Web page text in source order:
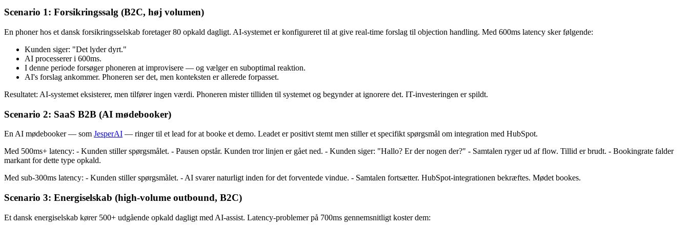
Scenario 1: Forsikringssalg (B2C, høj volumen)
En phoner hos et dansk forsikringsselskab foretager 80 opkald dagligt. AI-systemet er konfigureret til at give real-time forslag til objection handling. Med 600ms latency sker følgende:
Kunden siger: "Det lyder dyrt."
AI processerer i 600ms.
I denne periode forsøger phoneren at improvisere — og vælger en suboptimal reaktion.
AI's forslag ankommer. Phoneren ser det, men konteksten er allerede forpasset.
Resultatet: AI-systemet eksisterer, men tilfører ingen værdi. Phoneren mister tilliden til systemet og begynder at ignorere det. IT-investeringen er spildt.
Scenario 2: SaaS B2B (AI mødebooker)
En AI mødebooker — som JesperAI — ringer til et lead for at booke et demo. Leadet er positivt stemt men stiller et specifikt spørgsmål om integration med HubSpot.
Med 500ms+ latency: - Kunden stiller spørgsmålet. - Pausen opstår. Kunden tror linjen er gået ned. - Kunden siger: "Hallo? Er der nogen der?" - Samtalen ryger ud af flow. Tillid er brudt. - Bookingrate falder
markant for dette type opkald.
Med sub-300ms latency: - Kunden stiller spørgsmålet. - AI svarer naturligt inden for det forventede vindue. - Samtalen fortsætter. HubSpot-integrationen bekræftes. Mødet bookes.
Scenario 3: Energiselskab (high-volume outbound, B2C)
Et dansk energiselskab kører 500+ udgående opkald dagligt med AI-assist. Latency-problemer på 700ms gennemsnitligt koster dem: